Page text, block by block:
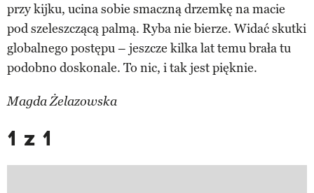
przy kijku, ucina sobie smaczną drzemkę na macie
pod szeleszczącą palmą. Ryba nie bierze. Widać skutki
globalnego postępu – jeszcze kilka lat temu brała tu
podobno doskonale. To nic, i tak jest pięknie.
Magda Żelazowska
1 z 1